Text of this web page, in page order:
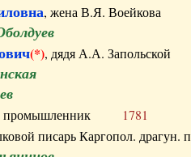
, жена В.Я. Воейкова
(*), дядя А.А.
промышленник 1781
писарь Каргопол.